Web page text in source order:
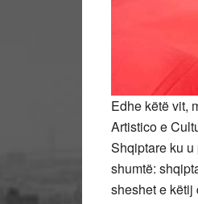
Edhe këtë vit,
Artistico e
Shqiptare ku
shumtë:
sheshet e këtij